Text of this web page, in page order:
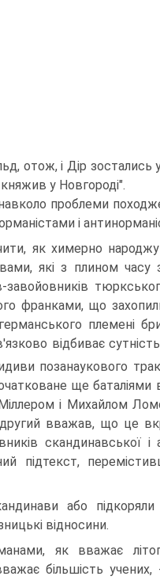
отож, і Дір зостались
у Новгороді".
проблеми
і
як химерно
які з плином часу
завойовників
франками, що
племені
відбиває
позанаукового
ще
Міллером і Михайлом
вважав, що це
скандинавської і
підтекст,
або
відносини.
як вважає
більшість